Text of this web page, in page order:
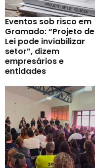
Eventos sob risco em
Gramado: “Projeto de
Lei pode inviabilizar
setor”, dizem
empresários e
entidades